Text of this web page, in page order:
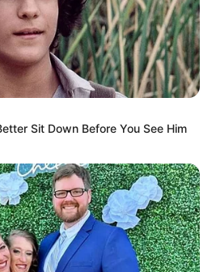
Makes Anacondas Look
Sit Down Before You See Him